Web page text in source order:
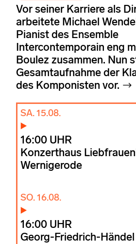
Vor seiner Karriere als
arbeitete Michael
Pianist des Ensemble
Intercontemporain eng
Boulez zusammen. Nun
Gesamtaufnahme der
des Komponisten vor.
SA. 15.08.
16:00 UHR
Konzerthaus
Wernigerode
SO. 16.08.
16:00 UHR
Georg-Friedrich-